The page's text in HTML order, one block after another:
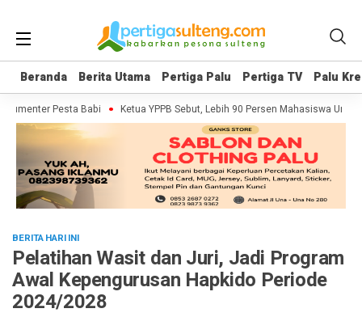
Beranda Berita Utama Pertiga Palu Pertiga TV Palu
Beranda Berita Utama Pertiga Palu Pertiga TV Palu
Pesta Babi Ketua YPPB Sebut, Lebih 90 Persen Mahasiswa
BERITA HARI INI
Pelatihan Wasit dan Juri, Jadi Program
Awal Kepengurusan Hapkido Periode
2024/2028